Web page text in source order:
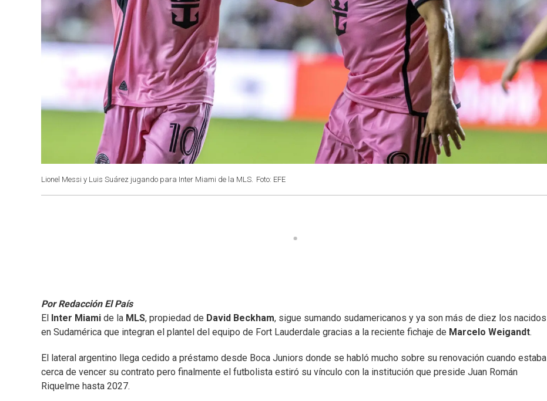
Lionel Messi y Luis Suárez jugando para Inter Miami de la MLS. Foto: EFE
Por Redacción El País
El
Inter Miami de la MLS, propiedad de David Beckham, sigue sumando sudamericanos y ya son más de diez los nacidos
en Sudamérica que integran el plantel del equipo de Fort Lauderdale gracias a la reciente fichaje de Marcelo Weigandt.
El lateral argentino llega cedido a préstamo desde Boca Juniors donde se habló mucho sobre su renovación cuando estaba
cerca de vencer su contrato pero finalmente el futbolista estiró su vínculo con la institución que preside Juan Román
Riquelme hasta 2027.